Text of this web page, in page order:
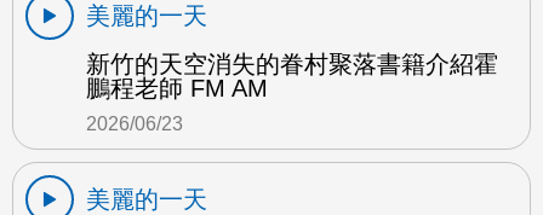
美麗的一天
新竹的天空消失的眷村聚落書籍介紹霍
鵬程老師 FM AM
2026/06/23
美麗的一天